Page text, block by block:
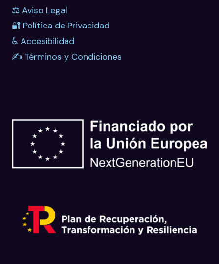
⚖️ Aviso Legal
🔐 Política de Privacidad
♿ Accesibilidad
✍️ Términos y Condiciones